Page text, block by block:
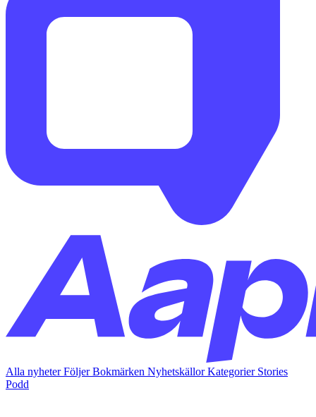
Alla nyheterFöljerBokmärken NyhetskällorKategorier Stories
Podd